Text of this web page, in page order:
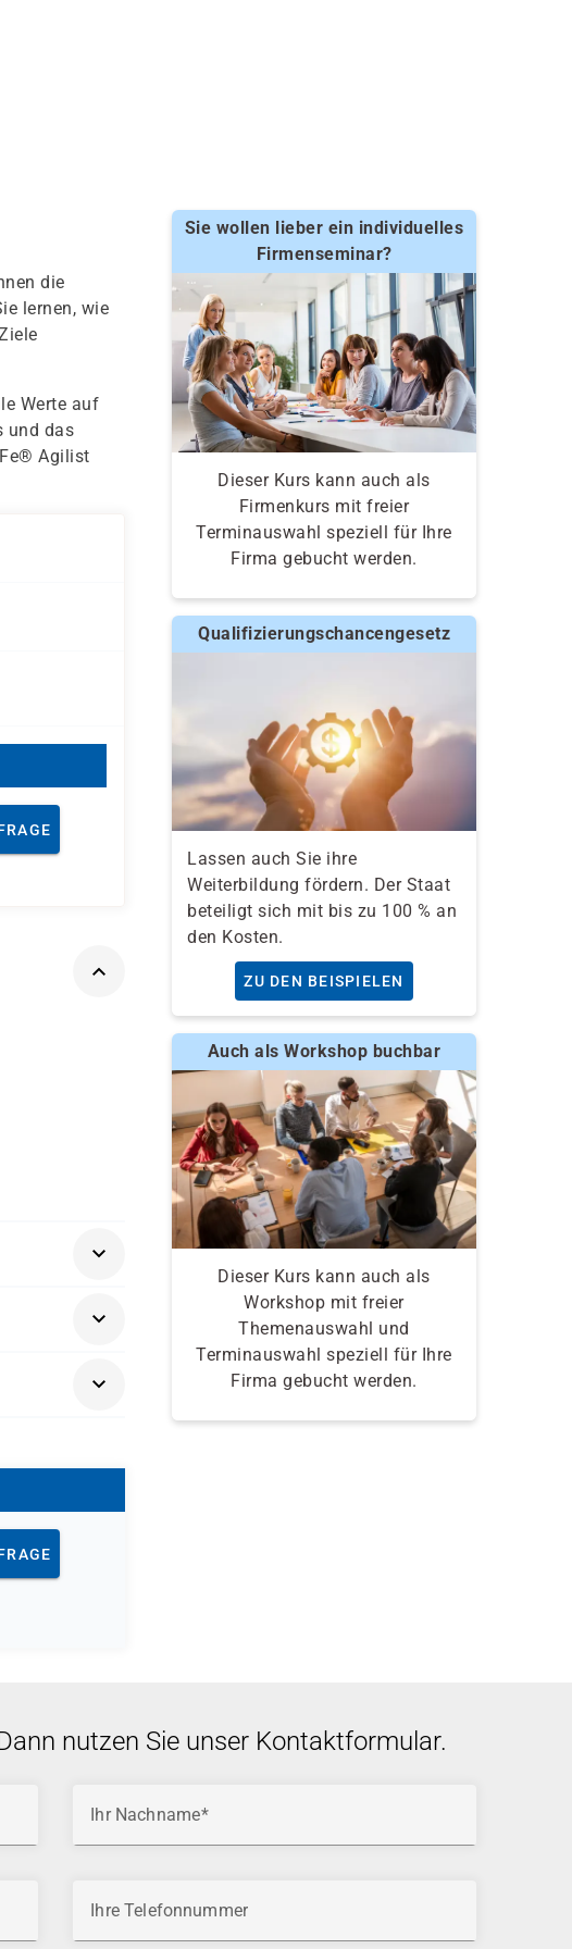
die
lernen, wie
Werte auf
und das
Agilist
Sie wollen lieber ein individuelles
Firmenseminar?
Dieser Kurs kann auch als
Firmenkurs mit freier
Terminauswahl speziell für Ihre
Firma gebucht werden.
Qualifizierungschancengesetz
Lassen auch Sie ihre
Weiterbildung fördern. Der Staat
beteiligt sich mit bis zu 100 % an
den Kosten.
ZU DEN BEISPIELEN
Auch als Workshop buchbar
Dieser Kurs kann auch als
Workshop mit freier
Themenauswahl und
Terminauswahl speziell für Ihre
Firma gebucht werden.
nutzen Sie unser Kontaktformular.
Ihr Nachname
Ihre Telefonnummer